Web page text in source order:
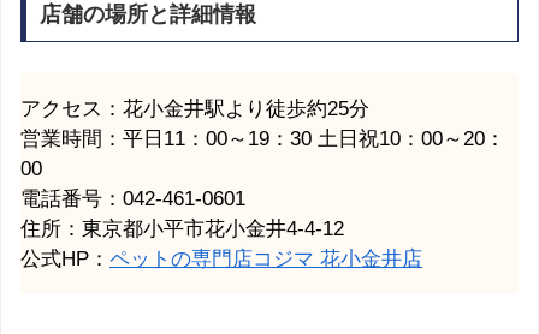
店舗の場所と詳細情報
アクセス：花小金井駅より徒歩約25分
営業時間：平日11：00～19：30 土日祝10：00～20：
00
電話番号：042-461-0601
住所：東京都小平市花小金井4-4-12
公式HP： ペットの専門店コジマ 花小金井店